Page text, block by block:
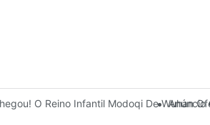
O Reino Infantil Modoqi De Wuhan
Anúncio